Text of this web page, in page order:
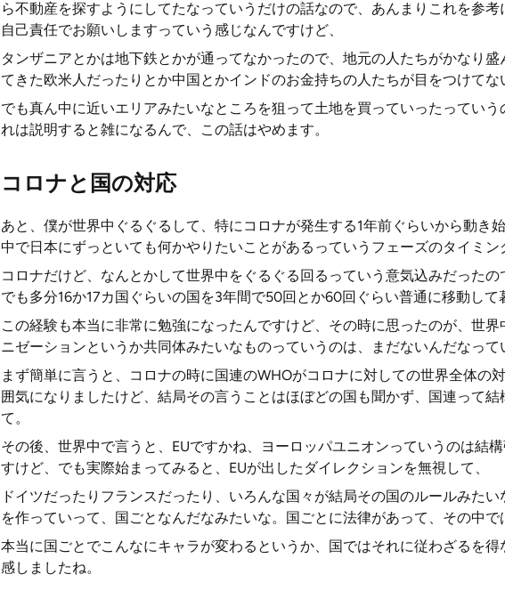
ら不動産を探すようにしてたなっていうだけの話なので、あんまりこれを参考
自己責任でお願いしますっていう感じなんですけど、
タンザニアとかは地下鉄とかが通ってなかったので、地元の人たちがかなり
てきた欧米人だったりとか中国とかインドのお金持ちの人たちが目をつけてな
でも真ん中に近いエリアみたいなところを狙って土地を買っていったってい
れは説明すると雑になるんで、この話はやめます。
コロナと国の対応
あと、僕が世界中ぐるぐるして、特にコロナが発生する1年前ぐらいから動き
中で日本にずっといても何かやりたいことがあるっていうフェーズのタイミン
コロナだけど、なんとかして世界中をぐるぐる回るっていう意気込みだった
でも多分16か17カ国ぐらいの国を3年間で50回とか60回ぐらい普通に移動して
この経験も本当に非常に勉強になったんですけど、その時に思ったのが、世
ニゼーションというか共同体みたいなものっていうのは、まだないんだなって
まず簡単に言うと、コロナの時に国連のWHOがコロナに対しての世界全体の
囲気になりましたけど、結局その言うことはほぼどの国も聞かず、国連って
て。
その後、世界中で言うと、EUですかね、ヨーロッパユニオンっていうのは結
すけど、でも実際始まってみると、EUが出したダイレクションを無視して、
ドイツだったりフランスだったり、いろんな国々が結局その国のルールみた
を作っていって、国ごとなんだなみたいな。国ごとに法律があって、その中で
本当に国ごとでこんなにキャラが変わるというか、国ではそれに従わざるを
感しましたね。